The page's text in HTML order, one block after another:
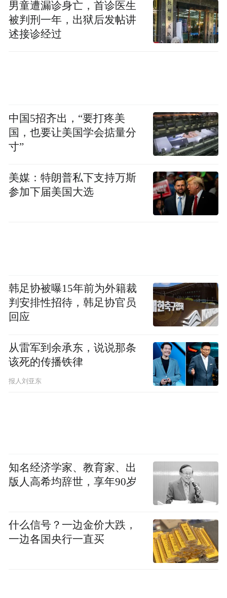
男童遭漏诊身亡，首诊医生
被判刑一年，出狱后发帖讲
述接诊经过
中国5招齐出，“要打疼美
国，也要让美国学会掂量分
寸”
美媒：特朗普私下支持万斯
参加下届美国大选
韩足协被曝15年前为外籍裁
判安排性招待，韩足协官员
回应
从雷军到余承东，说说那条
该死的传播铁律
报人刘亚东
知名经济学家、教育家、出
版人高希均辞世，享年90岁
什么信号？一边金价大跌，
一边各国央行一直买